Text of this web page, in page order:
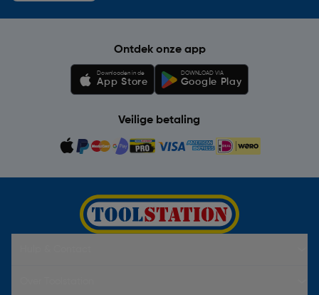
Ontdek onze app
Downloaden in de
App Store
DOWNLOAD VIA
Google Play
Veilige betaling